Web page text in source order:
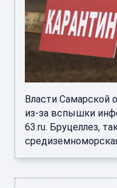
Власти Самарской
из-за вспышки
63.ru. Бруцеллез,